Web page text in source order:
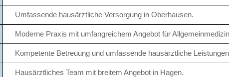
Umfassende hausärztliche Versorgung in Oberhausen.
Moderne Praxis mit umfangreichem Angebot für
Kompetente Betreuung und umfassende hausärztliche
Hausärztliches Team mit breitem Angebot in Hagen.